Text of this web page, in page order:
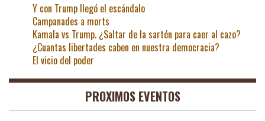
Y con Trump llegó el escándalo
Campanades a morts
Kamala vs Trump. ¿Saltar de la sartén para caer al cazo?
¿Cuantas libertades caben en nuestra democracia?
El vicio del poder
PROXIMOS EVENTOS